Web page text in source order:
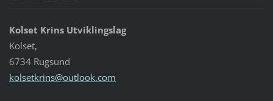
Kolset Krins Utviklingslag
Kolset,
6734 Rugsund
kolsetkrins@outlook.com